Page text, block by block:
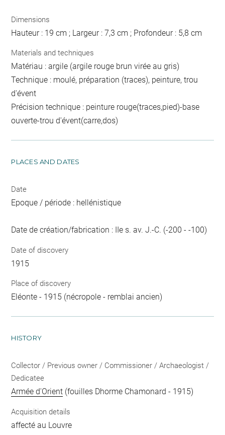
Dimensions
Hauteur : 19 cm ; Largeur : 7,3 cm ; Profondeur : 5,8 cm
Materials and techniques
Matériau : argile (argile rouge brun virée au gris)
Technique : moulé, préparation (traces), peinture, trou
d'évent
Précision technique : peinture rouge(traces,pied)-base
ouverte-trou d'évent(carre,dos)
PLACES AND DATES
Date
Epoque / période : hellénistique
Date de création/fabrication : IIe s. av. J.-C. (-200 - -100)
Date of discovery
1915
Place of discovery
Eléonte - 1915 (nécropole - remblai ancien)
HISTORY
Collector / Previous owner / Commissioner / Archaeologist /
Dedicatee
Armée d'Orient (fouilles Dhorme Chamonard - 1915)
Acquisition details
affecté au Louvre